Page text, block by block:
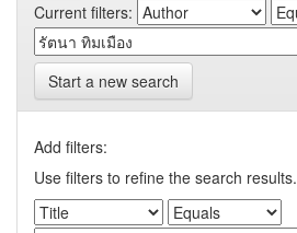
Current filters:
Start a new search
Add filters:
Use filters to refine the search results.